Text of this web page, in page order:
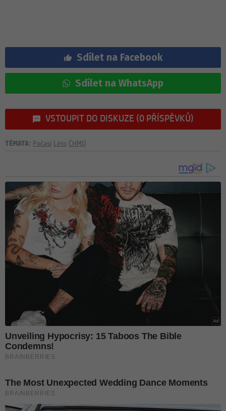
Sdílet na Facebook
Sdílet na WhatsApp
VSTOUPIT DO DISKUZE (0 PŘÍSPĚVKŮ)
TÉMATA: Počasí Léto ČHMÚ